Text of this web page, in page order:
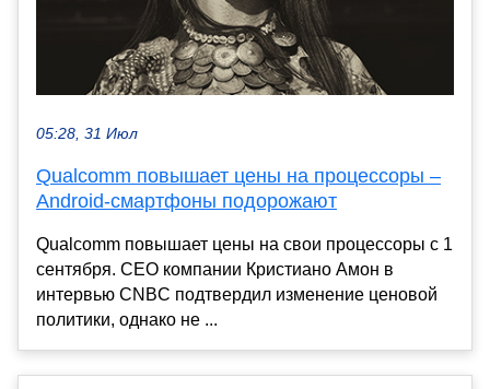
05:28, 31 Июл
Qualcomm повышает цены на процессоры –
Android-смартфоны подорожают
Qualcomm повышает цены на свои процессоры с 1
сентября. CEO компании Кристиано Амон в
интервью CNBC подтвердил изменение ценовой
политики, однако не ...